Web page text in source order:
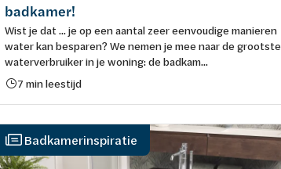
badkamer!
Wist je dat ... je op een aantal zeer eenvoudige manieren
water kan besparen? We nemen je mee naar de grootste
waterverbruiker in je woning: de badkam...
7 min leestijd
Badkamerinspiratie